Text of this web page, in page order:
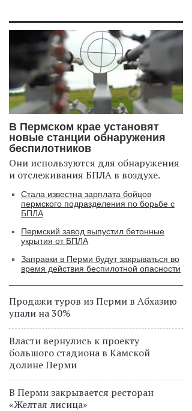
В Пермском крае установят
новые станции обнаружения
беспилотников
Они используются для обнаружения
и отслеживания БПЛА в воздухе.
Стала известна зарплата бойцов
пермского подразделения по борьбе с
БПЛА
Пермский завод выпустил бетонные
укрытия от БПЛА
Заправки в Перми будут закрываться во
время действия беспилотной опасности
Продажи туров из Перми в Абхазию
упали на 30%
Власти вернулись к проекту
большого стадиона в Камской
долине Перми
В Перми закрывается ресторан
«Желтая лисица»